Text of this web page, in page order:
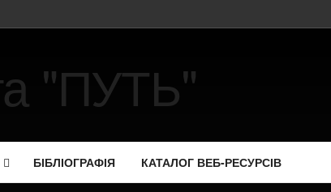
БІБЛІОГРАФІЯ КАТАЛОГ ВЕБ-РЕСУРСІВ